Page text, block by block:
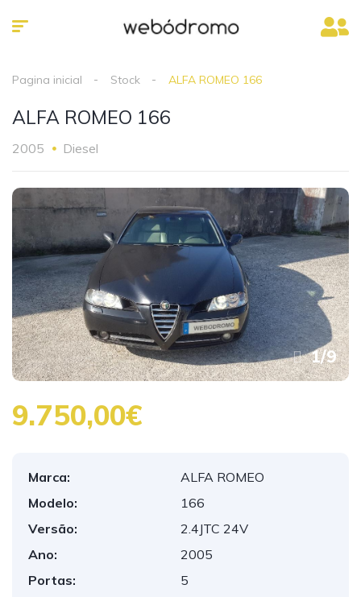
Pagina inicial Stock ALFA ROMEO 166
ALFA ROMEO 166
2005 Diesel
1/9
9.750,00€
Marca:
ALFA ROMEO
Modelo:
166
Versão:
2.4JTC 24V
Ano:
2005
Portas:
5